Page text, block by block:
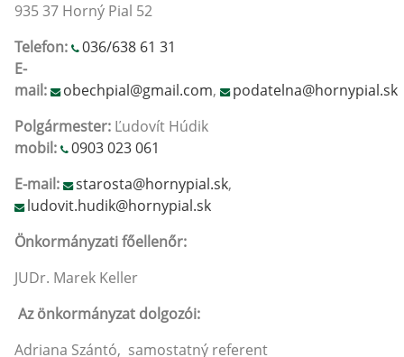
935 37 Horný Pial 52
Telefon:
036/638 61 31
E-
mail:
obechpial@gmail.com,
podatelna@hornypial.sk
Polgármester: Ľudovít Húdik
mobil:
0903 023 061
E-mail:
starosta@hornypial.sk,
ludovit.hudik@hornypial.sk
Önkormányzati főellenőr:
JUDr. Marek Keller
Az önkormányzat dolgozói:
Adriana Szántó, samostatný referent